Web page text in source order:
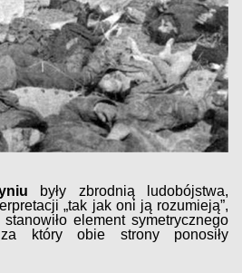
były zbrodnią ludobójstwa,
„tak jak oni ją rozumieją”,
stanowiło element symetrycznego
który obie strony ponosiły